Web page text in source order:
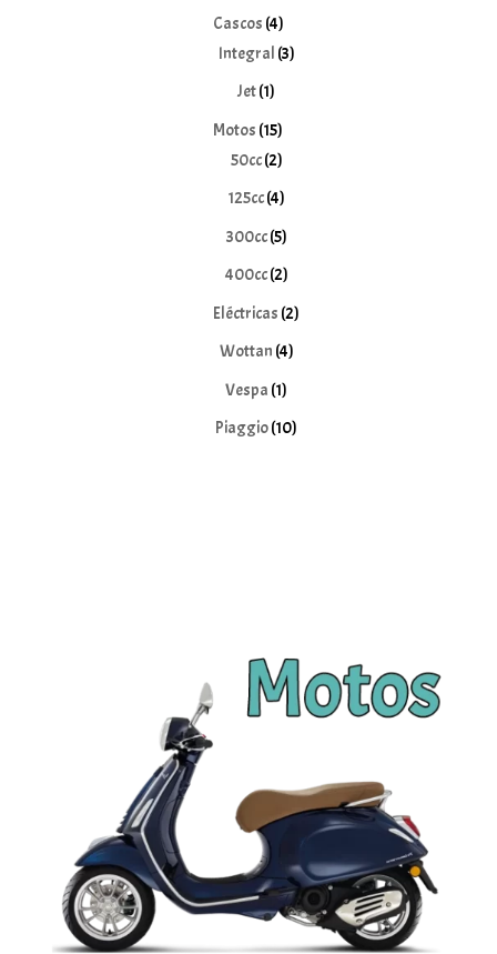
Cascos 44
productos
Integral 33
Jet 11
producto
Motos 1515
productos
50cc 22
productos
125cc 44
productos
300cc 55
productos
400cc 22
productos
Eléctricas 22
Wottan 44
Vespa 11
producto
Piaggio 1010